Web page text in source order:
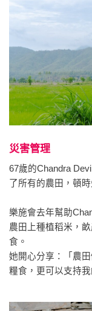
災害管理
67歲的Chandra
了所有的農田，頓
樂施會去年幫助
農田上種植稻米，
食。
她開心分享：「農
糧食，更可以支持我